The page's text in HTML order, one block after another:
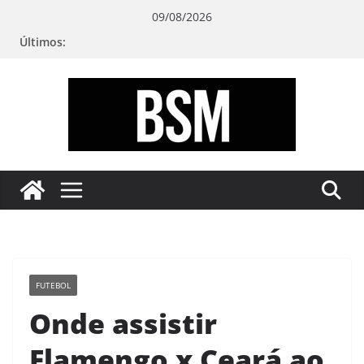
09/08/2026
Últimos:
sua
Mente
FUTEBOL
Onde assistir